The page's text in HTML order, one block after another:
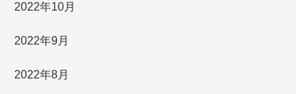
2022年10月
2022年9月
2022年8月